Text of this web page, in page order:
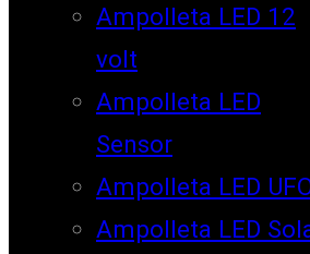
Ampolleta LED 12
volt
Ampolleta LED
Sensor
Ampolleta LED
Ampolleta LED